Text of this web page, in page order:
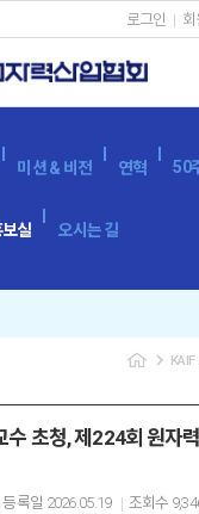
로그인
미션 & 비전 연혁 50
보실 오시는 길
navigate_next KAIF
수 초청, 제224회 원자
등록일 2026.05.19 조회수